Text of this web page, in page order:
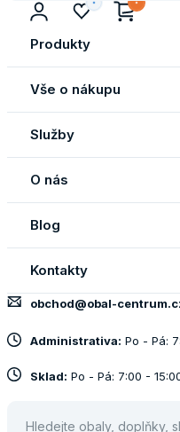
Produkty
Vše o nákupu
Služby
O nás
Blog
Kontakty
obchod@obal-
Administrativa: Po - Pá:
Sklad: Po - Pá: 7:00 -